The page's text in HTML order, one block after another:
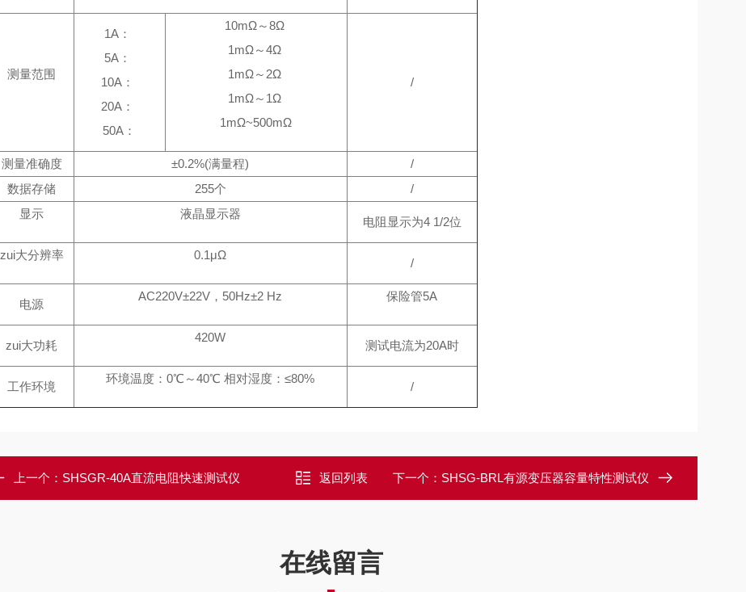
测量范围
1A：
5A：
10A：
20A：
50A：
10mΩ～8Ω
1mΩ～4Ω
1mΩ～2Ω
1mΩ～1Ω
1mΩ~500mΩ
/
测量准确度 ±0.2%(满量程)
/
数据存储
255个
/
显示
液晶显示器
电阻显示为4 1/2位
zui大分辨率 0.1μΩ
/
电源
AC220V±22V，50Hz±2 Hz 保险管5A
zui大功耗
420W
测试电流为20A时
工作环境
环境温度：0℃～40℃ 相对湿度：≤80%
/
上一个： SHSGR-40A直流电阻快速测试仪 返回列表 下一个： SHSG-BRL有源变压器容量特性测试仪
在线留言